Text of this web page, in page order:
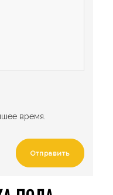
время.
Отправить